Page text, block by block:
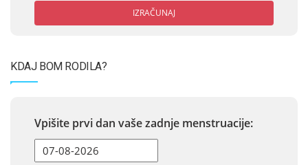
IZRAČUNAJ
KDAJ BOM RODILA?
Vpišite prvi dan vaše zadnje menstruacije: